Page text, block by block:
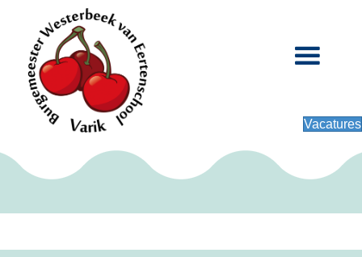
Vacatures